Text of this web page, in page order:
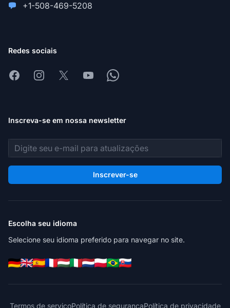
+1-508-469-5208
Redes sociais
FacebookInstagram
X YoutubeWhatsapp
Inscreva-se em nossa newsletter
Endereço de e-mail
Inscrever-se
Escolha seu idioma
Selecione seu idioma preferido para navegar no site.
Termos de serviçoPolítica de segurançaPolítica de privacidade